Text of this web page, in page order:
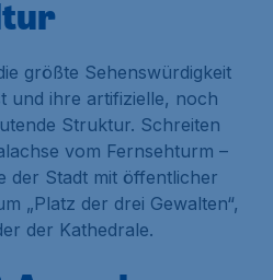
größte Sehenswürdigkeit
und ihre artifizielle, noch
Struktur. Schreiten
vom Fernsehturm –
der Stadt mit öffentlicher
„Platz der drei Gewalten“,
der Kathedrale.